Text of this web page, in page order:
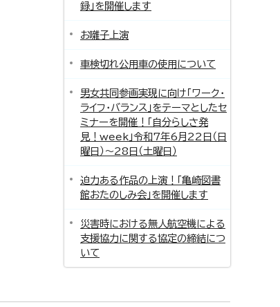
録」を開催します
お囃子上演
車検切れ公用車の使用について
男女共同参画実現に向け「ワーク・
ライフ・バランス」をテーマとしたセ
ミナーを開催！「自分らしさ発
見！week」令和7年6月22日（日
曜日）～28日（土曜日）
迫力ある作品の上演！「亀崎図書
館おたのしみ会」を開催します
災害時における無人航空機による
支援協力に関する協定の締結につ
いて